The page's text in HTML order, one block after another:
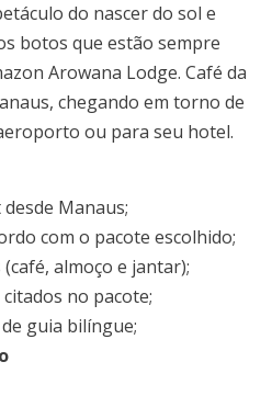
do nascer do sol e
botos que estão sempre
Arowana Lodge. Café da
chegando em torno de
ou para seu hotel.
Manaus;
com o pacote escolhido;
almoço e jantar);
no pacote;
guia bilíngue;